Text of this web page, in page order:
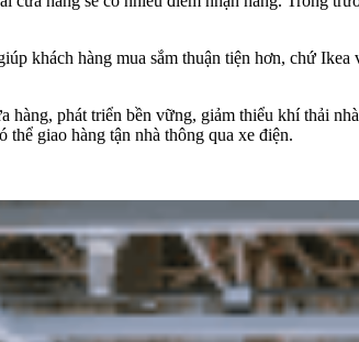
khách hàng mua sắm thuận tiện hơn, chứ
phát triển bền vững, giảm thiểu khí thải
giao hàng tận nhà thông qua xe điện.